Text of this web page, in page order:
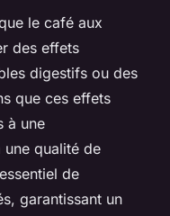
le café aux
des effets
digestifs ou des
que ces effets
à une
qualité de
de
garantissant un